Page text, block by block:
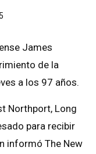
James
de la
a los 97 años.
Northport, Long
para recibir
informó The New